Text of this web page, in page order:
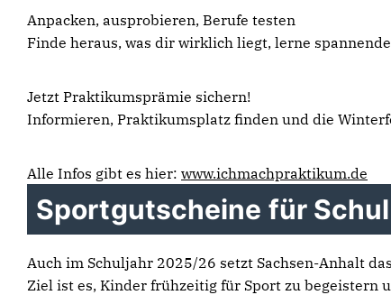
Anpacken, ausprobieren, Berufe testen
Finde heraus, was dir wirklich liegt, lerne
Jetzt Praktikumsprämie sichern!
Informieren, Praktikumsplatz finden und die
Alle Infos gibt es hier: www.ichmachpraktikum.de
Sportgutscheine für
Auch im Schuljahr 2025/26 setzt Sachsen-Anhalt
Ziel ist es, Kinder frühzeitig für Sport zu begeistern